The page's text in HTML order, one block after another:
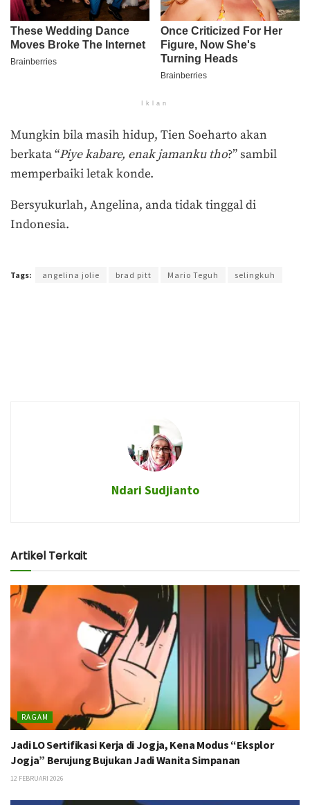
Iklan
Mungkin bila masih hidup, Tien Soeharto akan
berkata “Piye kabare, enak jamanku tho?” sambil
memperbaiki letak konde.
Bersyukurlah, Angelina, anda tidak tinggal di
Indonesia.
Tags: angelina jolie brad pitt Mario Teguh selingkuh
Ndari Sudjianto
Artikel Terkait
RAGAM
Jadi LO Sertifikasi Kerja di Jogja, Kena Modus “Eksplor
Jogja” Berujung Bujukan Jadi Wanita Simpanan
12 FEBRUARI 2026